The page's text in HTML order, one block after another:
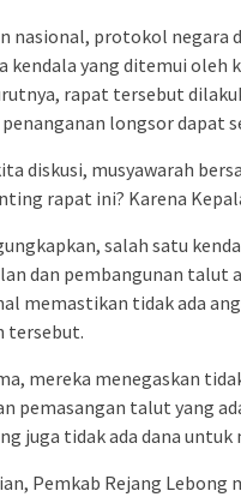
nasional, protokol negara
kendala yang ditemui oleh
rapat tersebut
longsor dapat
diskusi, musyawarah
rapat ini? Karena
salah satu
dan pembangunan talut
memastikan tidak ada
tersebut.
mereka menegaskan
pemasangan talut yang
juga tidak ada dana
Pemkab Rejang